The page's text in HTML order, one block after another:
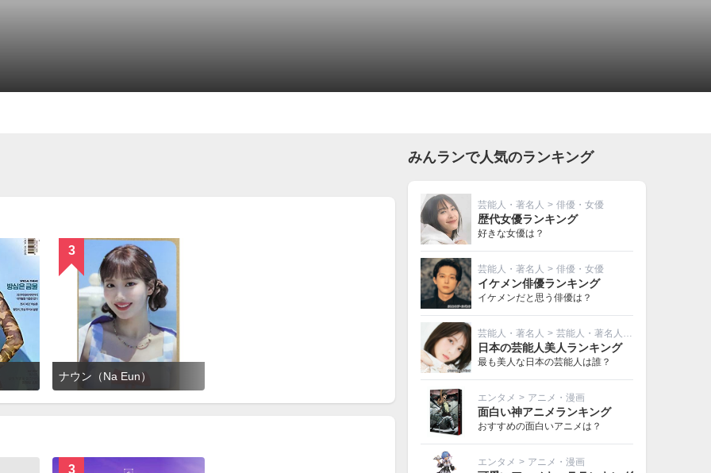
3
ナウン（Na Eun）
3
みんランで人気のランキング
芸能人・著名人 > 俳優・女優
歴代女優ランキング
好きな女優は？
芸能人・著名人 > 俳優・女優
イケメン俳優ランキング
イケメンだと思う俳優は？
芸能人・著名人 > 芸能人・著名人その他
日本の芸能人美人ランキング
最も美人な日本の芸能人は誰？
エンタメ > アニメ・漫画
面白い神アニメランキング
おすすめの面白いアニメは？
エンタメ > アニメ・漫画